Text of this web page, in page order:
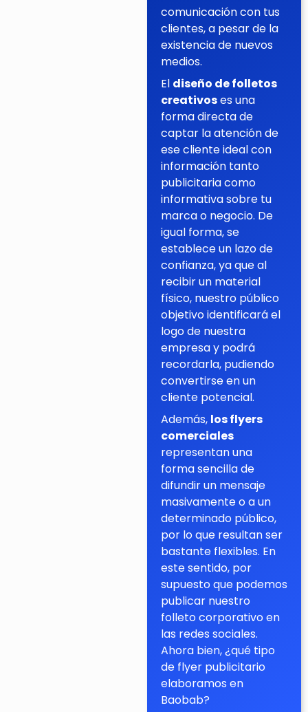
comunicación con tus
clientes, a pesar de la
existencia de nuevos
medios.
El diseño de folletos
creativoses una
forma directa de
captar la atención de
ese cliente ideal con
información tanto
publicitaria como
informativa sobre tu
marca o negocio. De
igual forma, se
establece un lazo de
confianza, ya que al
recibir un material
físico, nuestro público
objetivo identificará el
logo de nuestra
empresa y podrá
recordarla, pudiendo
convertirse en un
cliente potencial.
Además, los flyers
comerciales
representan una
forma sencilla de
difundir un mensaje
masivamente o a un
determinado público,
por lo que resultan ser
bastante flexibles. En
este sentido, por
supuesto que podemos
publicar nuestro
folleto corporativo en
las redes sociales.
Ahora bien, ¿qué tipo
de flyer publicitario
elaboramos en
Baobab?